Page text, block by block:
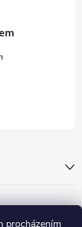
procházením